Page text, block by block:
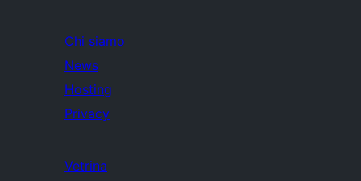
Chi siamo
News
Hosting
Privacy
Vetrina